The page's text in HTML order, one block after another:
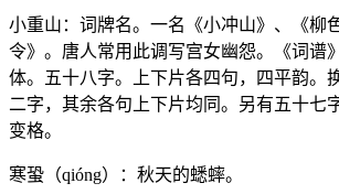
小重山：词牌名。一名《小冲山》、《柳
令》。唐人常用此调写宫女幽怨。《词谱
体。五十八字。上下片各四句，四平韵。
二字，其余各句上下片均同。另有五十七
变格。
寒蛩（qióng）：秋天的蟋蟀。